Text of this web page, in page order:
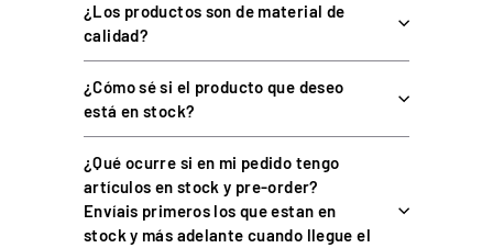
CARACTERÍSTICA DATO
Sparco
Hyper-P
Categoría Pantalón jogger de sim racing
Composición 100% poliéster
Inserciones perforadas en
muslos e interior
¿Los productos son de material de
calidad?
¿Cómo sé si el producto que deseo
está en stock?
¿Qué ocurre si en mi pedido tengo
artículos en stock y pre-order?
Envíais primeros los que estan en
stock y más adelante cuando llegue el